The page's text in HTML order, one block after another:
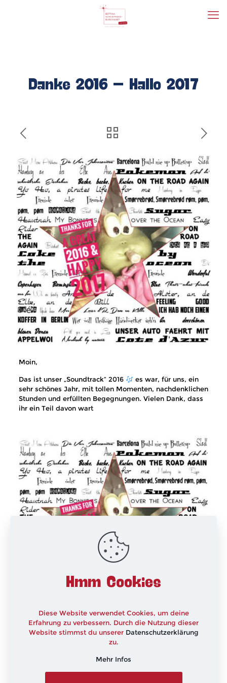
Danke 2016 – Hallo 2017
Moin,
Das ist unser „Soundtrack“ 2016
es war, für uns, ein
sehr schönes Jahr, mit tollen Momenten, nachdenklichen
Stunden und erfüllten Begegnungen. Vielen Dank, dass
ihr ein Teil davon wart
vor allem Gesundes 2017
Hmm Cookies
Diese Website verwendet Cookies, um deine
Erfahrung zu verbessern. Durch die Nutzung dieser
Website stimmst du unserer Datenschutzerklärung
zu.
Mehr Infos